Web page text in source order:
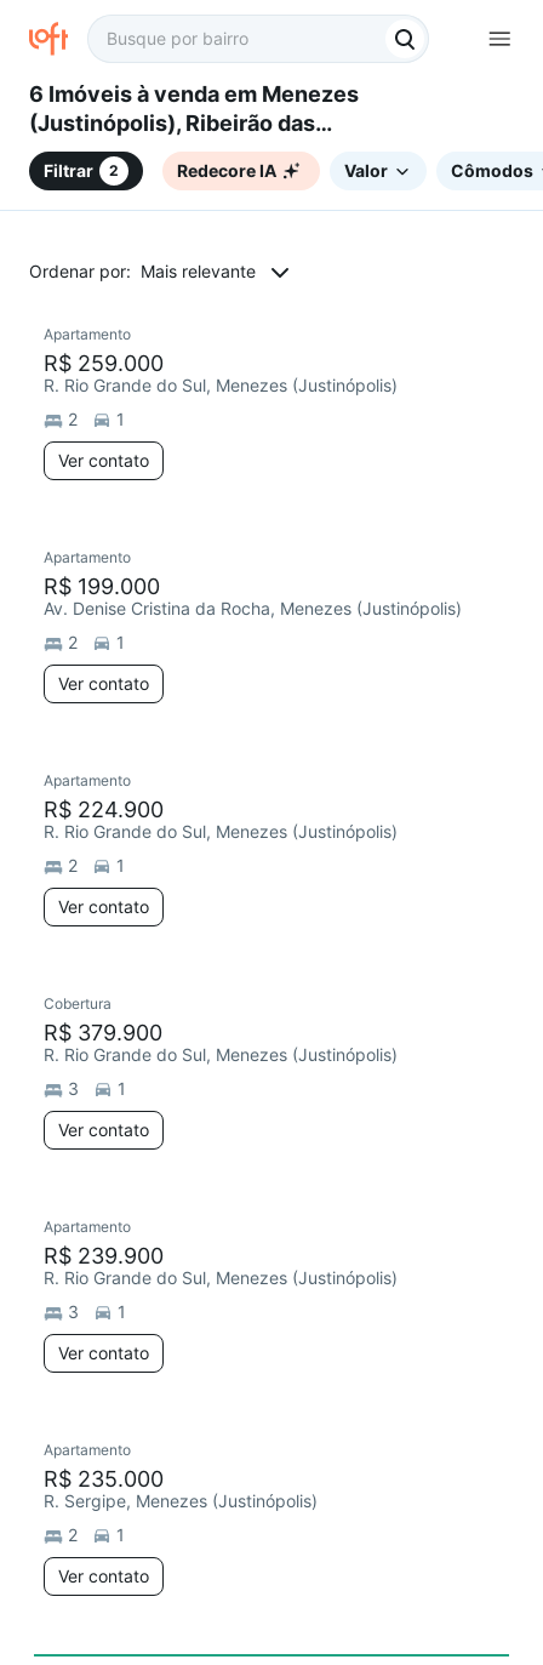
6 Imóveis à venda em Menezes
(Justinópolis), Ribeirão das
Neves, MG
Filtrar 2 Redecore IA Valor Cômodos
Ordenar por: Mais relevante
Chegou este mês
Apartamento
R$ 259.000
R. Rio Grande do Sul, Menezes (Justinópolis)
2
1
Ver contato
Redecorar
Apartamento
R$ 199.000
Av. Denise Cristina da Rocha, Menezes (Justinópolis)
2
1
Ver contato
Redecorar
Apartamento
R$ 224.900
R. Rio Grande do Sul, Menezes (Justinópolis)
2
1
Ver contato
Chegou este mês
Cobertura
R$ 379.900
R. Rio Grande do Sul, Menezes (Justinópolis)
3
1
Ver contato
Redecorar
Apartamento
R$ 239.900
R. Rio Grande do Sul, Menezes (Justinópolis)
3
1
Ver contato
Redecorar
Apartamento
R$ 235.000
R. Sergipe, Menezes (Justinópolis)
2
1
Ver contato